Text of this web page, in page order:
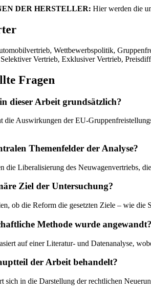
DER HERSTELLER: Hier werden die
Wettbewerbspolitik,
Vertrieb, Exklusiver Vertrieb,
Fragen
dieser Arbeit grundsätzlich?
die Auswirkungen der EU-
Themenfelder der Analyse?
die Liberalisierung des Neuwagenvertriebs,
Ziel der Untersuchung?
ob die Reform die gesetzten Ziele – wie
Methode wurde angewandt?
auf einer Literatur- und Datenanalyse,
der Arbeit behandelt?
sich in die Darstellung der rechtlichen